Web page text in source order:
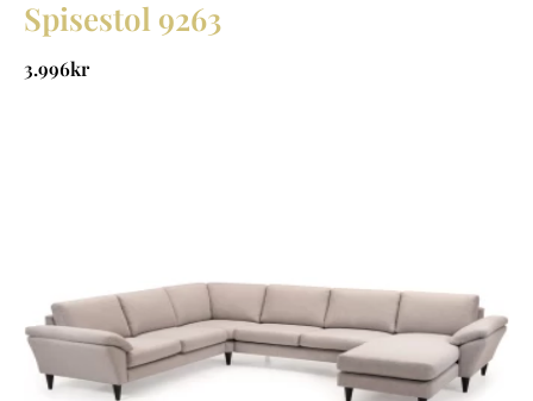
Spisestol 9263
3.996kr